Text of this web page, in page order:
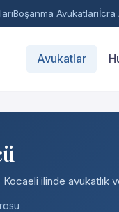
Boşanma Avukatlarıİcra
Avukatlar
ilinde avukatlık